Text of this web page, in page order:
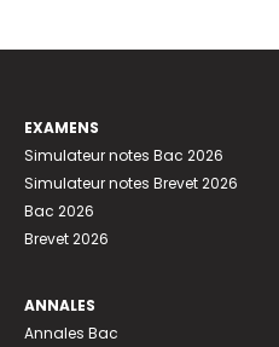
EXAMENS
Simulateur notes Bac 2026
Simulateur notes Brevet 2026
Bac 2026
Brevet 2026
ANNALES
Annales Bac